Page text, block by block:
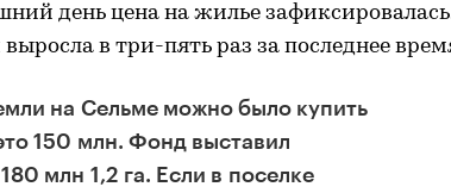
день цена на жилье
в три-пять раз за последнее
на Сельме можно было купить
150 млн. Фонд выставил
млн 1,2 га. Если в поселке